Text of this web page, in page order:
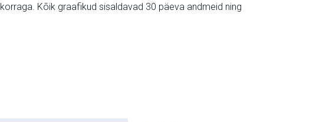
Kõik graafikud sisaldavad 30 päeva andmeid ning